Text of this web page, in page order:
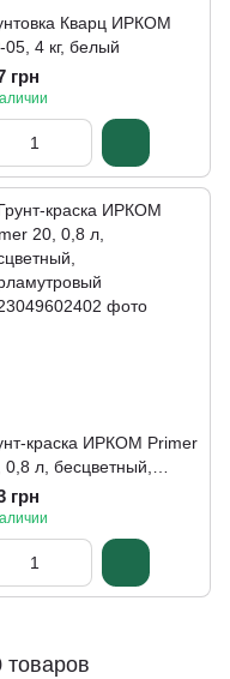
Кварц ИРКОМ
4 кг, белый
грн
краска ИРКОМ Primer
0,8 л, бесцветный,
грн
товаров